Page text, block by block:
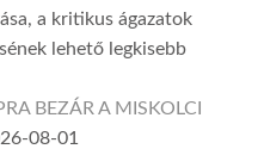
a kritikus ágazatok
lehető legkisebb
BEZÁR A MISKOLCI
08-01